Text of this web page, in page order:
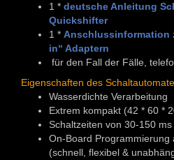
1 * deutsche Anleitung
Quickshifter
1 * Anschlussinformation
in“ Adaptern
für den Fall der Fälle,
Eigenschaften des
Wasserdichte Verarbeitung
Extrem kompakt (42 * 60 *
Schaltzeiten von 30-150
On-Board Programmierung
(schnell, flexibel &